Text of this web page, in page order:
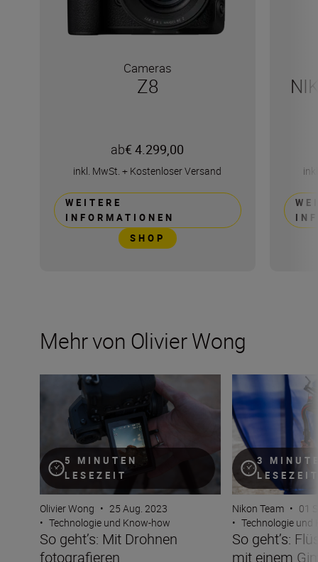
Cameras
Z8
ab€ 4.299,00
inkl. MwSt. + Kostenloser Versand
WEITERE
INFORMATIONEN
SHOP
Mehr von Olivier Wong
5 MINUTEN
LESEZEIT
So geht’s: Mit Drohnen fotografieren
Olivier Wong • 25 Aug. 2023
• Technologie und Know-how
So geht’s: Mit Drohnen
fotografieren
3
So geht’s:
Nikon Team • 01
• Technologie und
So geht’s:
mit einem